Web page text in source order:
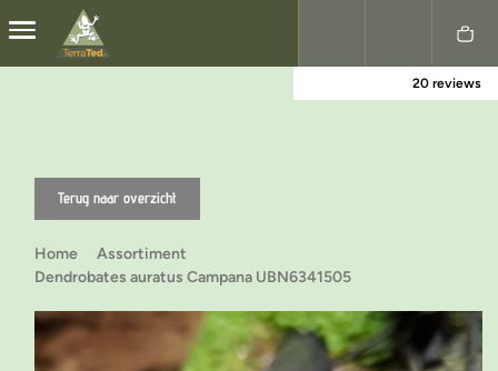
Nederlands
20 reviews
Terug naar overzicht
Home
Assortiment
Dendrobates auratus Campana UBN6341505